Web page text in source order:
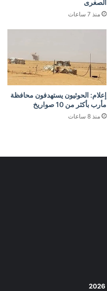
الصغرى
منذ 7 ساعات
إعلام: الحوثيون يستهدفون محافظة
مأرب بأكثر من 10 صواريخ
منذ 8 ساعات